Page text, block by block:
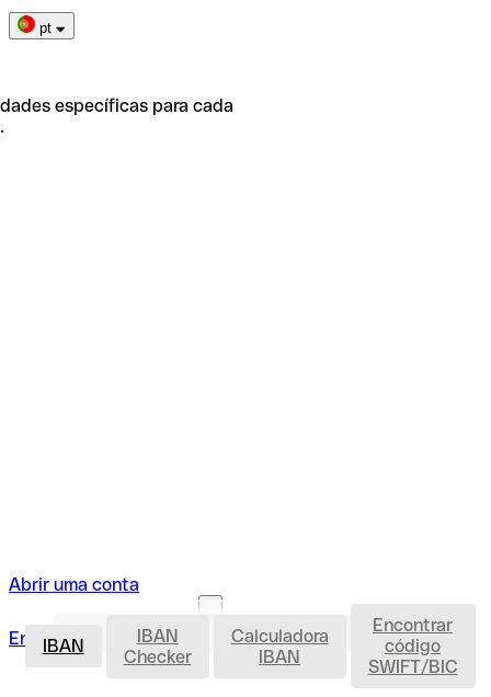
pt
específicas para cada
Abrir uma conta
Entrar Abrir uma conta IBAN
IBAN
IBAN
Checker
Calculadora
IBAN
Encontrar
código
SWIFT/BIC